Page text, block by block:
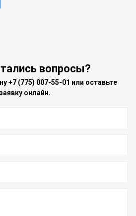
вопросы?
+7 (775) 007-55-01 или оставьте
заявку онлайн.